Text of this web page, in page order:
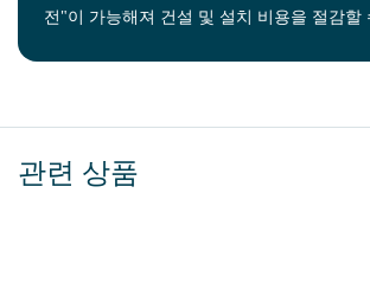
전"이 가능해져 건설 및 설치 비용을 절감할
관련 상품